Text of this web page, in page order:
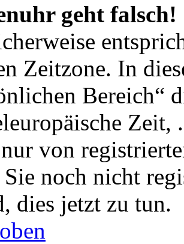
geht falsch!
Zeitzone. In
Bereich“
Zeit,
von
Sie noch nicht
dies jetzt zu tun.